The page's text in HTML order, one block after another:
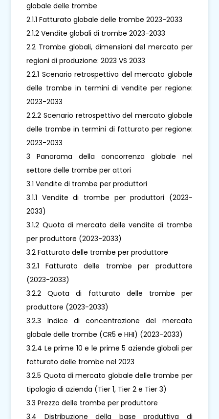
globale delle trombe
2.1.1 Fatturato globale delle trombe 2023-2033
2.1.2 Vendite globali di trombe 2023-2033
2.2 Trombe globali, dimensioni del mercato per
regioni di produzione: 2023 VS 2033
2.2.1 Scenario retrospettivo del mercato globale
delle trombe in termini di vendite per regione:
2023-2033
2.2.2 Scenario retrospettivo del mercato globale
delle trombe in termini di fatturato per regione:
2023-2033
3 Panorama della concorrenza globale nel
settore delle trombe per attori
3.1 Vendite di trombe per produttori
3.1.1 Vendite di trombe per produttori (2023-
2033)
3.1.2 Quota di mercato delle vendite di trombe
per produttore (2023-2033)
3.2 Fatturato delle trombe per produttore
3.2.1 Fatturato delle trombe per produttore
(2023-2033)
3.2.2 Quota di fatturato delle trombe per
produttore (2023-2033)
3.2.3 Indice di concentrazione del mercato
globale delle trombe (CR5 e HHI) (2023-2033)
3.2.4 Le prime 10 e le prime 5 aziende globali per
fatturato delle trombe nel 2023
3.2.5 Quota di mercato globale delle trombe per
tipologia di azienda (Tier 1, Tier 2 e Tier 3)
3.3 Prezzo delle trombe per produttore
3.4 Distribuzione della base produttiva di